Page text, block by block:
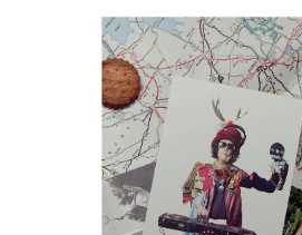
お知らせ
イベント・グッズ
YouTube
会社情報